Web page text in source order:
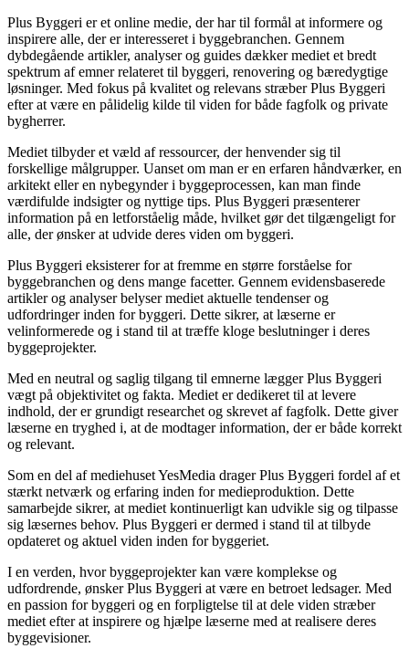
Plus Byggeri er et online medie, der har til formål at informere og
inspirere alle, der er interesseret i byggebranchen. Gennem
dybdegående artikler, analyser og guides dækker mediet et bredt
spektrum af emner relateret til byggeri, renovering og bæredygtige
løsninger. Med fokus på kvalitet og relevans stræber Plus Byggeri
efter at være en pålidelig kilde til viden for både fagfolk og private
bygherrer.
Mediet tilbyder et væld af ressourcer, der henvender sig til
forskellige målgrupper. Uanset om man er en erfaren håndværker, en
arkitekt eller en nybegynder i byggeprocessen, kan man finde
værdifulde indsigter og nyttige tips. Plus Byggeri præsenterer
information på en letforståelig måde, hvilket gør det tilgængeligt for
alle, der ønsker at udvide deres viden om byggeri.
Plus Byggeri eksisterer for at fremme en større forståelse for
byggebranchen og dens mange facetter. Gennem evidensbaserede
artikler og analyser belyser mediet aktuelle tendenser og
udfordringer inden for byggeri. Dette sikrer, at læserne er
velinformerede og i stand til at træffe kloge beslutninger i deres
byggeprojekter.
Med en neutral og saglig tilgang til emnerne lægger Plus Byggeri
vægt på objektivitet og fakta. Mediet er dedikeret til at levere
indhold, der er grundigt researchet og skrevet af fagfolk. Dette giver
læserne en tryghed i, at de modtager information, der er både korrekt
og relevant.
Som en del af mediehuset YesMedia drager Plus Byggeri fordel af et
stærkt netværk og erfaring inden for medieproduktion. Dette
samarbejde sikrer, at mediet kontinuerligt kan udvikle sig og tilpasse
sig læsernes behov. Plus Byggeri er dermed i stand til at tilbyde
opdateret og aktuel viden inden for byggeriet.
I en verden, hvor byggeprojekter kan være komplekse og
udfordrende, ønsker Plus Byggeri at være en betroet ledsager. Med
en passion for byggeri og en forpligtelse til at dele viden stræber
mediet efter at inspirere og hjælpe læserne med at realisere deres
byggevisioner.